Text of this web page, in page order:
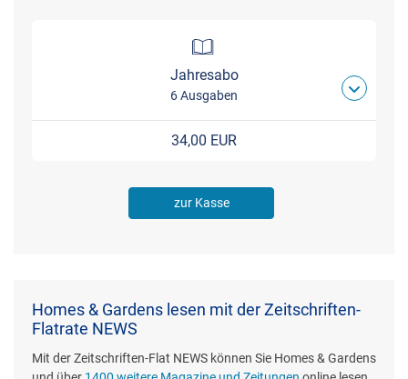
Jahresabo
6 Ausgaben
34,00 EUR
zur Kasse
Homes & Gardens lesen mit der Zeitschriften-
Flatrate NEWS
Mit der Zeitschriften-Flat NEWS können Sie Homes & Gardens